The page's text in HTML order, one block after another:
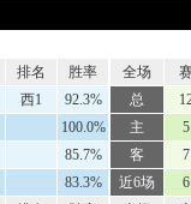
排名
胜率
西1
92.3%
100.0%
85.7%
83.3%
全场
总
主
5
客
7
近6场
6